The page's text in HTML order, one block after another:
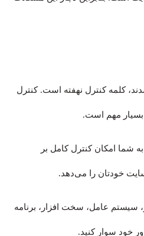
کلمه کنترل نهفته است. کنترل
مهم است.
به شما امکان کنترل کامل بر
خودتان را می‌دهد.
سیستم عامل، سخت افزار، برنامه
خود سوار کنید.